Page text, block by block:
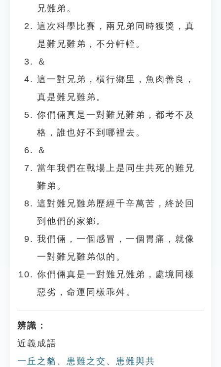
兄難弟。
這次科學比賽，兩兄弟同時獲獎，真
是難兄難弟，不分軒輊。
＆
這一對兄弟，橫行鄉里，魚肉善良，
真是難兄難弟。
你們倆真是一對難兄難弟，都考不及
格，誰也好不到哪裡去。
＆
當年我們在戰場上是同生共死的難兄
難弟。
這對難兄難弟歷經千辛萬苦，終於回
到他們的家鄉。
我們倆，一個感冒，一個胃痛，就像
一對難兄難弟似的。
你們倆真是一對難兄難弟，處境同樣
惡劣，命運同樣乖舛。
辨識：
近義成語
一丘之貉 、 患難之交 、 患難與共